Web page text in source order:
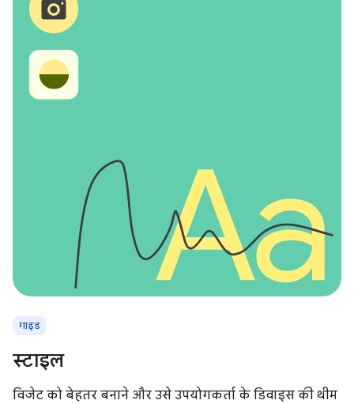
गाइड
स्टाइल
विजेट को बेहतर बनाने और उसे उपयोगकर्ता के डिवाइस की थीम